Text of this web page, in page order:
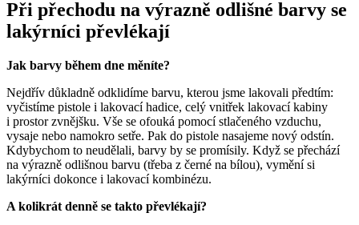
Při přechodu na výrazně odlišné barvy se
lakýrníci převlékají
Jak barvy během dne měníte?
Nejdřív důkladně odklidíme barvu, kterou jsme lakovali předtím:
vyčistíme pistole i lakovací hadice, celý vnitřek lakovací kabiny
i prostor zvnějšku. Vše se ofouká pomocí stlačeného vzduchu,
vysaje nebo namokro setře. Pak do pistole nasajeme nový odstín.
Kdybychom to neudělali, barvy by se promísily. Když se přechází
na výrazně odlišnou barvu (třeba z černé na bílou), vymění si
lakýrníci dokonce i lakovací kombinézu.
A kolikrát denně se takto převlékají?